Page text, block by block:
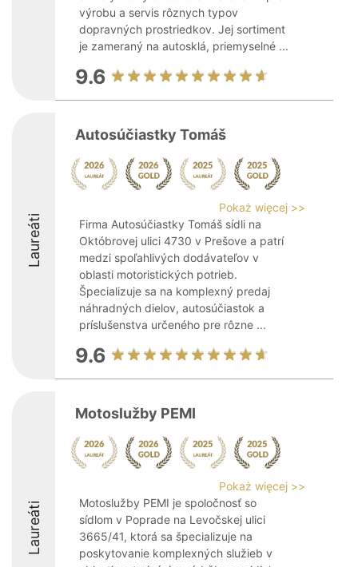
výrobu a servis rôznych typov
dopravných prostriedkov. Jej sortiment
je zameraný na autosklá, priemyselné ...
9.6
Laureáti
Autosúčiastky Tomáš
Pokaż więcej >>
Firma Autosúčiastky Tomáš sídli na
Októbrovej ulici 4730 v Prešove a patrí
medzi spoľahlivých dodávateľov v
oblasti motoristických potrieb.
Špecializuje sa na komplexný predaj
náhradných dielov, autosúčiastok a
príslušenstva určeného pre rôzne ...
9.6
Laureáti
Motoslužby PEMI
Pokaż więcej >>
Motoslužby PEMI je spoločnosť so
sídlom v Poprade na Levočskej ulici
3665/41, ktorá sa špecializuje na
poskytovanie komplexných služieb v